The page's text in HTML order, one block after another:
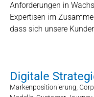
Anforderungen in
Expertisen im
dass sich unsere
Digitale
Markenpositionierung,